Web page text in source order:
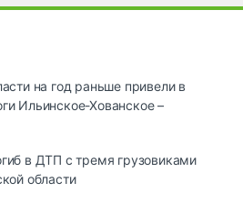
на год раньше привели в
Ильинское-Хованское –
в ДТП с тремя грузовиками
области